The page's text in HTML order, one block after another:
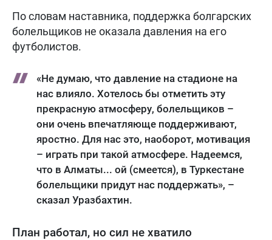
По словам наставника, поддержка болгарских
болельщиков не оказала давления на его
футболистов.
«Не думаю, что давление на стадионе на
нас влияло. Хотелось бы отметить эту
прекрасную атмосферу, болельщиков –
они очень впечатляюще поддерживают,
яростно. Для нас это, наоборот, мотивация
– играть при такой атмосфере. Надеемся,
что в Алматы... ой (смеется), в Туркестане
болельщики придут нас поддержать», –
сказал Уразбахтин.
План работал, но сил не хватило